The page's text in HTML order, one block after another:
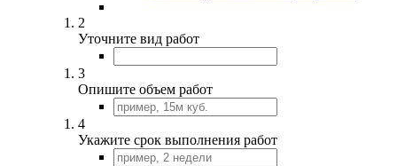
2
Уточните вид работ
3
Опишите объем работ
4
Укажите срок выполнения работ